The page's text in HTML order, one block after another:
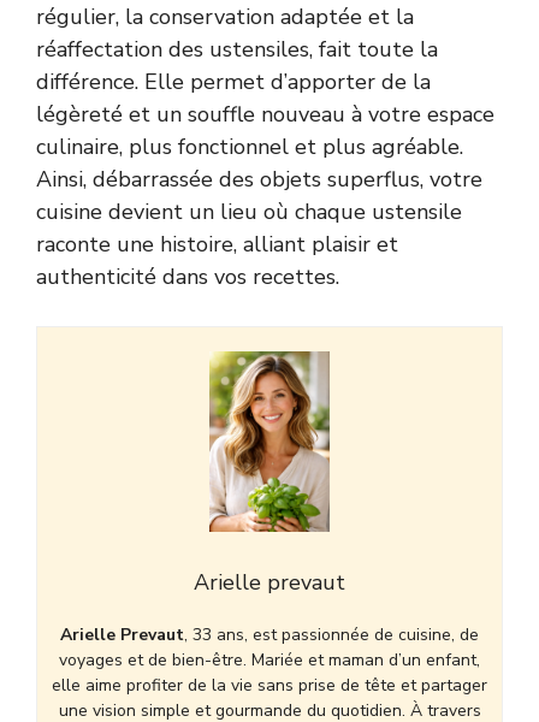
régulier, la conservation adaptée et la
réaffectation des ustensiles, fait toute la
différence. Elle permet d’apporter de la
légèreté et un souffle nouveau à votre espace
culinaire, plus fonctionnel et plus agréable.
Ainsi, débarrassée des objets superflus, votre
cuisine devient un lieu où chaque ustensile
raconte une histoire, alliant plaisir et
authenticité dans vos recettes.
Arielle prevaut
Arielle Prevaut, 33 ans, est passionnée de cuisine, de
voyages et de bien-être. Mariée et maman d’un enfant,
elle aime profiter de la vie sans prise de tête et partager
une vision simple et gourmande du quotidien. À travers